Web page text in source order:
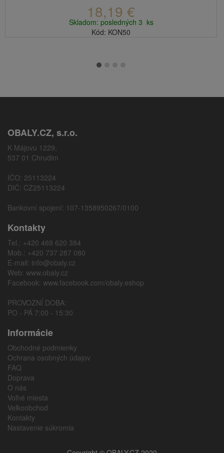
18,19 €
Skladom: posledných 3 ks
Kód: KON50
OBALY.CZ, s.r.o.
K Májovu 1229,
537 01 Chrudim
IČO: 25113224
DIČ: CZ25113224
Bankovní spojení: 107-1358950267/0100
Kontakty
Tel.: +420 469 620 384
Mob.: +420 737 287 080
E-mail: info@obaly.cz
Web: www.obaly.cz
Facebook: www.facebook.com/obaly.eshop
PROVOZNÍ DOBA:
PO - PÁ 7:00 - 15:30
Informácie
Obchodné podmienky
Ochrana osobných údajov
FAQ
Doprava
O nás
Voľné miesta
Veľkoobchod
Kontakty
Nastavenie súkromia